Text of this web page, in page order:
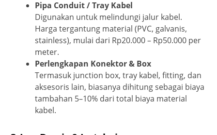
Pipa Conduit / Tray Kabel
Digunakan untuk melindungi jalur kabel.
Harga tergantung material (PVC, galvanis,
stainless), mulai dari Rp20.000 – Rp50.000 per
meter.
Perlengkapan Konektor & Box
Termasuk junction box, tray kabel, fitting, dan
aksesoris lain, biasanya dihitung sebagai biaya
tambahan 5–10% dari total biaya material
kabel.